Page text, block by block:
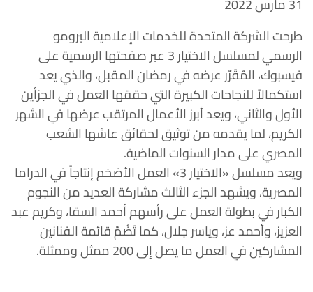
31 مارس 2022
طرحت الشركة المتحدة للخدمات الإعلامية البرومو
الرسمي لمسلسل الاختيار 3 عبر صفحتها الرسمية على
فيسبوك، المُقَرّر عرضه في رمضان المقبل، والذي يعد
استكمالاً للنجاحات الكبيرة التي حققها العمل في الجزأين
الأول والثاني، ويعد أبرز الأعمال المرتقب عرضها في الشهر
الكريم، لما يقدمه من توثيق لحقائق عاشها الشعب
المصري على مدار السنوات الماضية.
ويعد مسلسل «الاختيار 3» العمل الأضخم إنتاجاً في الدراما
المصرية، ويشهد الجزء الثالث مشاركة العديد من النجوم
الكبار في بطولة العمل على رأسهم أحمد السقا، وكريم عبد
العزيز، وأحمد عز، وياسر جلال، كما تَضُمّ قائمة الفنانين
المشاركين في العمل ما يصل إلى 200 ممثل وممثلة.